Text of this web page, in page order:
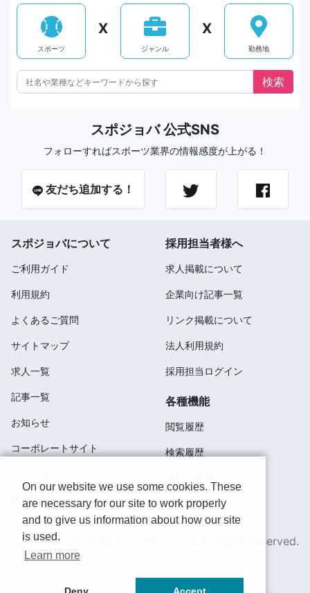
スポーツ
X
ジャンル
X
勤務地
スポジョバ 公式SNS
フォローすればスポーツ業界の情報感度が上がる！
友だち追加する！
スポジョバについて
ご利用ガイド
利用規約
よくあるご質問
サイトマップ
求人一覧
記事一覧
お知らせ
コーポレートサイト
採用情報
採用担当者様へ
求人掲載について
企業向け記事一覧
リンク掲載について
法人利用規約
採用担当ログイン
各種機能
閲覧履歴
検索履歴
応募済み
Copyright 2020 SportsField Co Ltd.All Right Reserved.
On our website we use some cookies. These
are necessary for our site to work properly
and to give us information about how our site
is used.
Learn more